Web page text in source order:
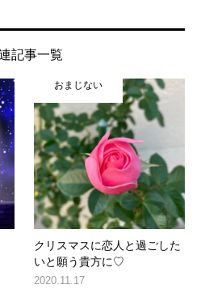
記事一覧
おまじない
クリスマスに恋人と過ごした
いと願う貴方に♡
2020.11.17